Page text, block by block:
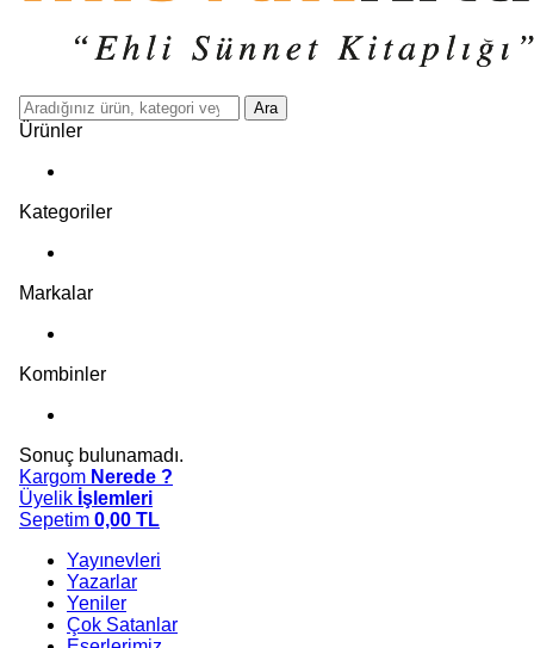
Ara
Ürünler
Kategoriler
Markalar
Kombinler
Sonuç bulunamadı.
Kargom Nerede ?
Üyelik İşlemleri
Sepetim 0,00 TL
Yayınevleri
Yazarlar
Yeniler
Çok Satanlar